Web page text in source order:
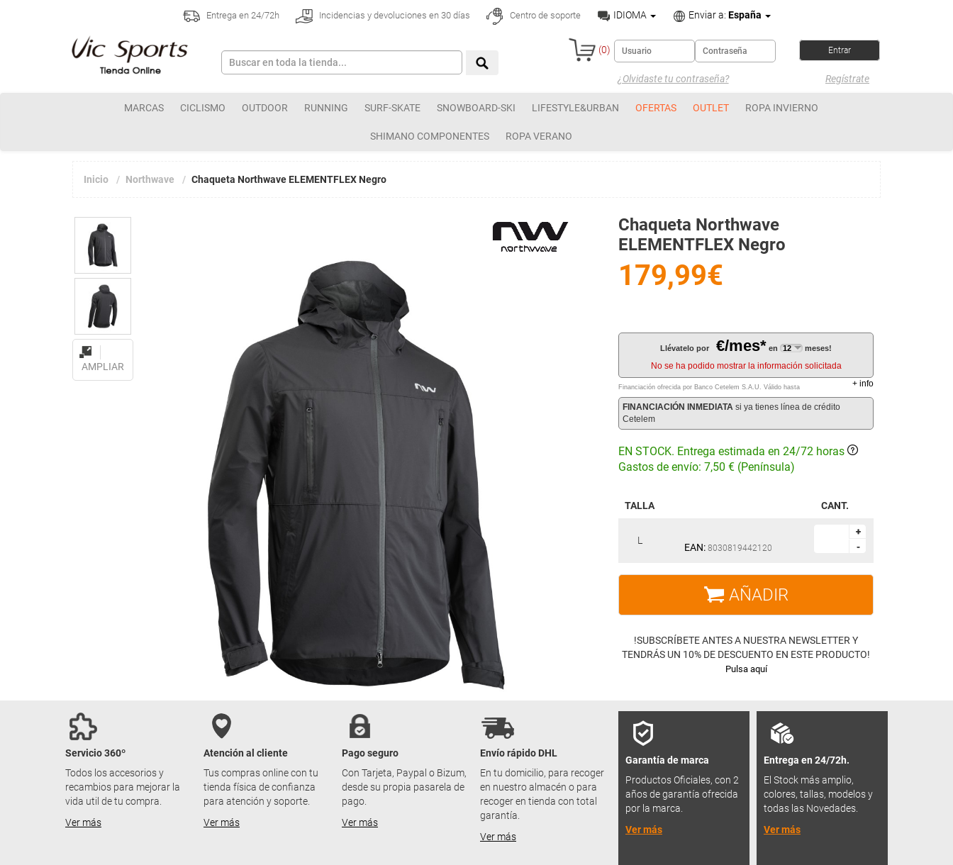
Entrega en 24/72h Incidencias y devoluciones en 30 días Centro de soporte IDIOMA Enviar a: España
(0)
¿Olvidaste tu contraseña? Regístrate
MARCAS CICLISMO OUTDOOR RUNNING SURF-SKATE SNOWBOARD-SKI LIFESTYLE&URBAN OFERTAS OUTLET ROPA INVIERNO
SHIMANO COMPONENTES ROPA VERANO
Inicio Northwave Chaqueta Northwave ELEMENTFLEX Negro
AMPLIAR
Chaqueta Northwave
ELEMENTFLEX Negro
179,99€
Llévatelo por €/mes* en meses!
No se ha podido mostrar la información solicitada
Financiación ofrecida por Banco Cetelem S.A.U. Válido hasta + info
FINANCIACIÓN INMEDIATA si ya tienes línea de crédito
Cetelem
EN STOCK. Entrega estimada en 24/72 horas
Gastos de envío: 7,50 € (Península)
TALLA CANT.
L
EAN: 8030819442120
+
-
+
-
AÑADIR
!SUBSCRÍBETE ANTES A NUESTRA NEWSLETTER Y
TENDRÁS UN 10% DE DESCUENTO EN ESTE PRODUCTO!
Pulsa aquí
Servicio 360º
Todos los accesorios y
recambios para mejorar la
vida util de tu compra.
Ver más
Atención al cliente
Tus compras online con tu
tienda física de confianza
para atención y soporte.
Ver más
Pago seguro
Con Tarjeta, Paypal o Bizum,
desde su propia pasarela de
pago.
Ver más
Envío rápido DHL
En tu domicilio, para recoger
en nuestro almacén o para
recoger en tienda con total
garantía.
Ver más
Garantía de marca
Productos Oficiales, con 2
años de garantía ofrecida
por la marca.
Ver más
Entrega en 24/72h.
El Stock más amplio,
colores, tallas, modelos y
todas las Novedades.
Ver más